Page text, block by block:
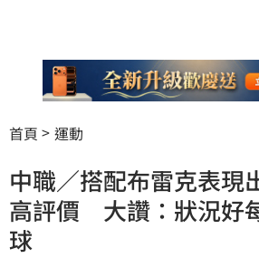
首頁 運動
中職／搭配布雷克表現
高評價 大讚：狀況好
球